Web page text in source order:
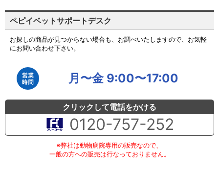
ペピイベットサポートデスク
お探しの商品が見つからない場合も、お調べいたしますので、お気軽
にお問い合わせ下さい。
月〜金 9:00〜17:00
クリックして電話をかける
0120-757-252
※弊社は動物病院専用の販売なので、
一般の方への販売は行なっておりません。